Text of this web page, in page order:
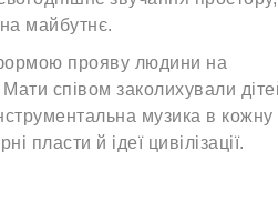
майбутнє.
прояву людини на
співом заколихували
музика в кожну
пласти й ідеї цивілізації.